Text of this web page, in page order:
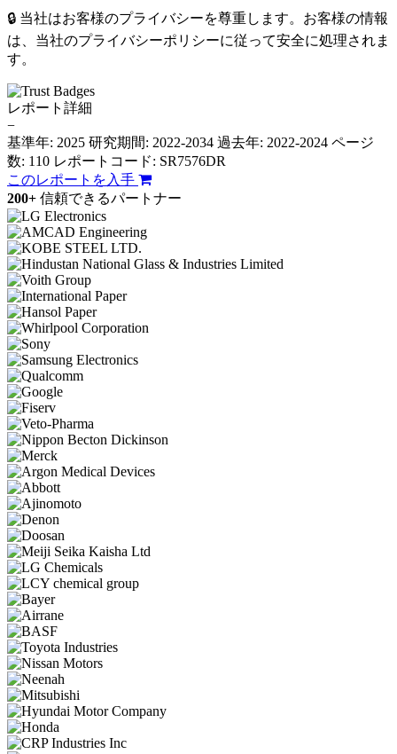
🔒 当社はお客様のプライバシーを尊重します。お客様の情報
は、当社のプライバシーポリシーに従って安全に処理されま
す。
レポート詳細
−
基準年: 2025 研究期間: 2022-2034 過去年: 2022-2024 ページ
数: 110 レポートコード: SR7576DR
このレポートを入手
200+ 信頼できるパートナー